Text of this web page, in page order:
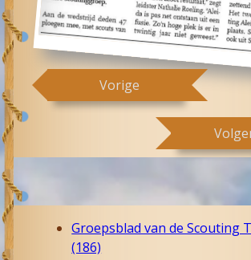
Vorige
Groepsblad van de Scouting
(186)